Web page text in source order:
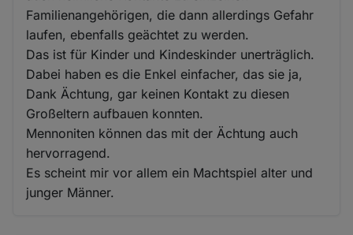
Familienangehörigen, die dann allerdings Gefahr
laufen, ebenfalls geächtet zu werden.
Das ist für Kinder und Kindeskinder unerträglich.
Dabei haben es die Enkel einfacher, das sie ja,
Dank Ächtung, gar keinen Kontakt zu diesen
Großeltern aufbauen konnten.
Mennoniten können das mit der Ächtung auch
hervorragend.
Es scheint mir vor allem ein Machtspiel alter und
junger Männer.